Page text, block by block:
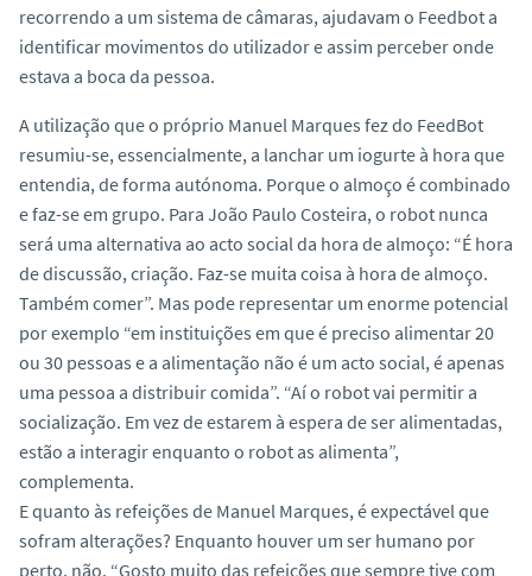
recorrendo a um sistema de câmaras, ajudavam o Feedbot a
identificar movimentos do utilizador e assim perceber onde
estava a boca da pessoa.
A utilização que o próprio Manuel Marques fez do FeedBot
resumiu-se, essencialmente, a lanchar um iogurte à hora que
entendia, de forma autónoma. Porque o almoço é combinado
e faz-se em grupo. Para João Paulo Costeira, o robot nunca
será uma alternativa ao acto social da hora de almoço: “É hora
de discussão, criação. Faz-se muita coisa à hora de almoço.
Também comer”. Mas pode representar um enorme potencial
por exemplo “em instituições em que é preciso alimentar 20
ou 30 pessoas e a alimentação não é um acto social, é apenas
uma pessoa a distribuir comida”. “Aí o robot vai permitir a
socialização. Em vez de estarem à espera de ser alimentadas,
estão a interagir enquanto o robot as alimenta”,
complementa.
E quanto às refeições de Manuel Marques, é expectável que
sofram alterações? Enquanto houver um ser humano por
perto, não. “Gosto muito das refeições que sempre tive com